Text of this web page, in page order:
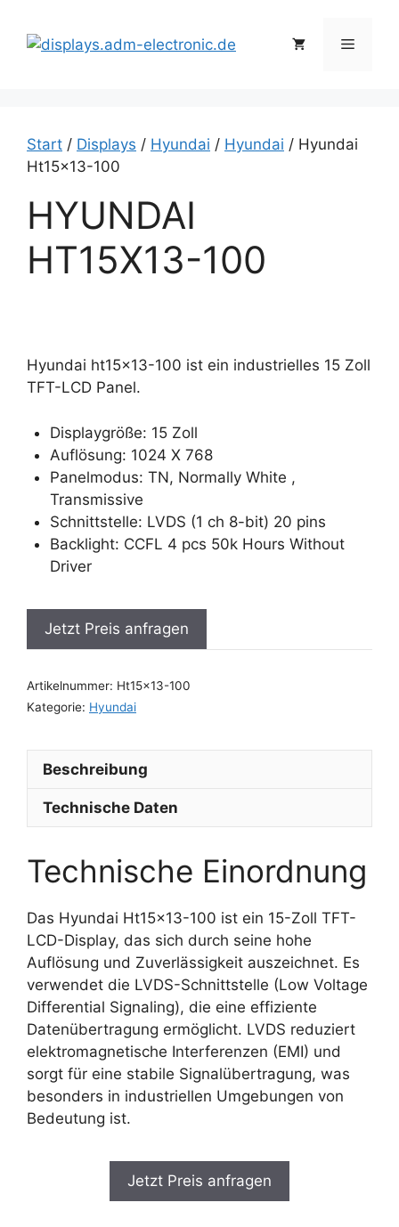
Inhalt
springen
Menü
Start / Displays / Hyundai / Hyundai / Hyundai
Ht15x13-100
HYUNDAI
HT15X13-100
Hyundai ht15x13-100 ist ein industrielles 15 Zoll
TFT-LCD Panel.
Displaygröße: 15 Zoll
Auflösung: 1024 X 768
Panelmodus: TN, Normally White ,
Transmissive
Schnittstelle: LVDS (1 ch 8-bit) 20 pins
Backlight: CCFL 4 pcs 50k Hours Without
Driver
Jetzt Preis anfragen
Artikelnummer: Ht15x13-100
Kategorie: Hyundai
Beschreibung
Technische Daten
Technische Einordnung
Das Hyundai Ht15x13-100 ist ein 15-Zoll TFT-
LCD-Display, das sich durch seine hohe
Auflösung und Zuverlässigkeit auszeichnet. Es
verwendet die LVDS-Schnittstelle (Low Voltage
Differential Signaling), die eine effiziente
Datenübertragung ermöglicht. LVDS reduziert
elektromagnetische Interferenzen (EMI) und
sorgt für eine stabile Signalübertragung, was
besonders in industriellen Umgebungen von
Bedeutung ist.
Jetzt Preis anfragen